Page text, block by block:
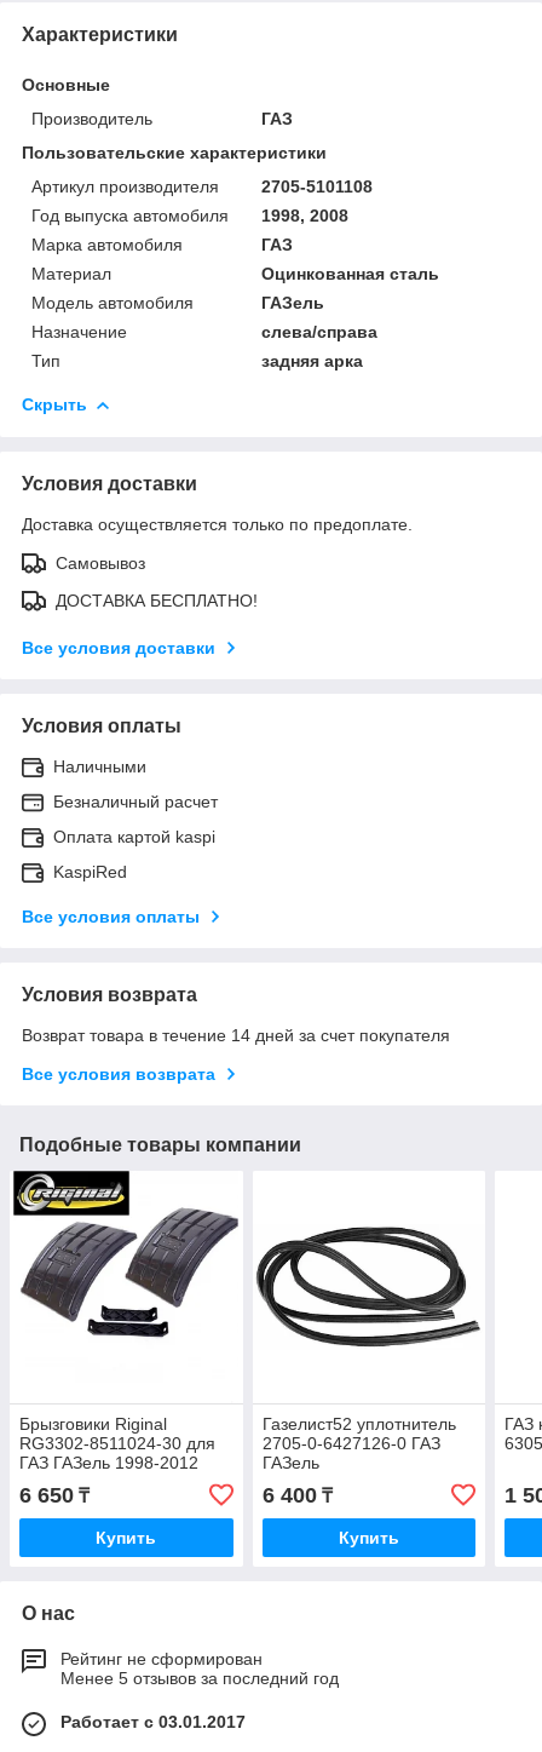
Характеристики
Основные
Производитель
ГАЗ
Пользовательские характеристики
Артикул производителя
2705-5101108
Год выпуска автомобиля
1998, 2008
Марка автомобиля
ГАЗ
Материал
Оцинкованная сталь
Модель автомобиля
ГАЗель
Назначение
слева/справа
Тип
задняя арка
Скрыть
Условия доставки
Доставка осуществляется только по предоплате.
Самовывоз
ДОСТАВКА БЕСПЛАТНО!
Все условия доставки
Условия оплаты
Наличными
Безналичный расчет
Оплата картой kaspi
KaspiRed
Все условия оплаты
Условия возврата
Возврат товара в течение 14 дней за счет покупателя
Все условия возврата
Подобные товары компании
Брызговики Riginal
RG3302-8511024-30 для
ГАЗ ГАЗель 1998-2012
6 650 ₸
Купить
Газелист52 уплотнитель
2705-0-6427126-0 ГАЗ
ГАЗель
6 400₸
Купить
ГАЗ
1
О нас
Рейтинг не сформирован
Менее 5 отзывов за последний год
Работает с 03.01.2017